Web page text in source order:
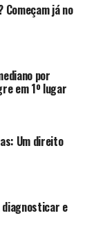
Começam já no
por
em 1º lugar
Um direito
diagnosticar e